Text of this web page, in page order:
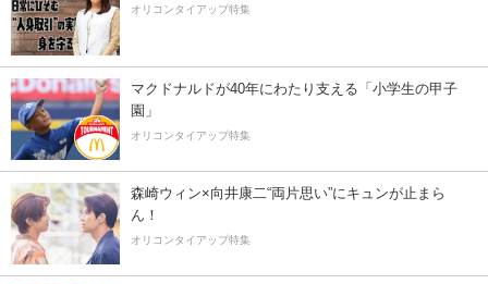
オリコンタイアップ特集
マクドナルドが40年にわたり支える「小学生の甲子
園」
オリコンタイアップ特集
森崎ウィン×向井康二“両片思い”にキュンが止まら
ん！
オリコンタイアップ特集